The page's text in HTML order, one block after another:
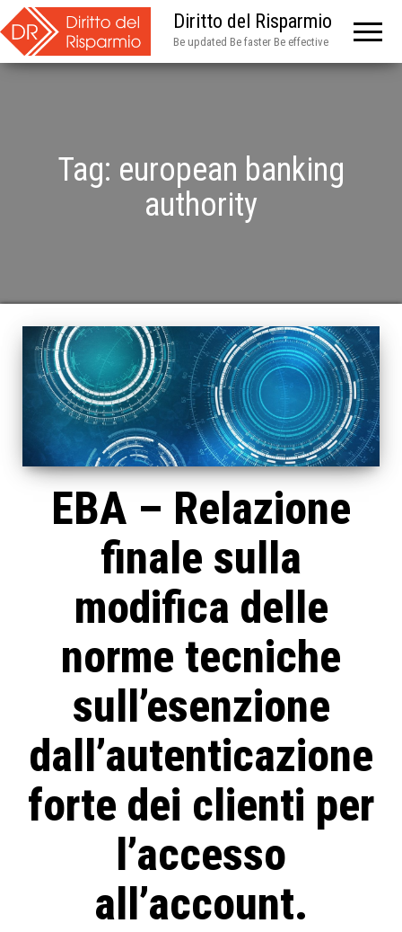
Diritto del Risparmio
Be updated Be faster Be effective
Tag: european banking
authority
EBA – Relazione
finale sulla
modifica delle
norme tecniche
sull’esenzione
dall’autenticazione
forte dei clienti per
l’accesso
all’account.